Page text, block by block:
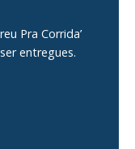
Pra Corrida’
entregues.